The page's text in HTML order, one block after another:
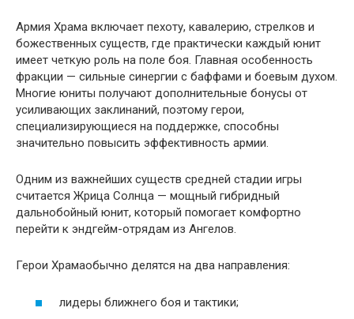
Армия Храма включает пехоту, кавалерию, стрелков и
божественных существ, где практически каждый юнит
имеет четкую роль на поле боя. Главная особенность
фракции — сильные синергии с баффами и боевым духом.
Многие юниты получают дополнительные бонусы от
усиливающих заклинаний, поэтому герои,
специализирующиеся на поддержке, способны
значительно повысить эффективность армии.
Одним из важнейших существ средней стадии игры
считается Жрица Солнца — мощный гибридный
дальнобойный юнит, который помогает комфортно
перейти к эндгейм-отрядам из Ангелов.
Герои Храмаобычно делятся на два направления:
лидеры ближнего боя и тактики;